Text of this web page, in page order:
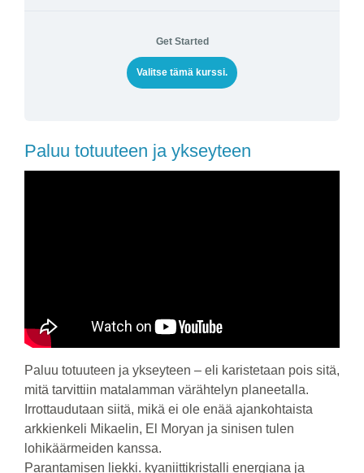
Get Started
Valitse tämä kurssi.
Paluu totuuteen ja ykseyteen
Paluu totuuteen ja ykseyteen – eli karistetaan pois sitä,
mitä tarvittiin matalamman värähtelyn planeetalla.
Irrottaudutaan siitä, mikä ei ole enää ajankohtaista
arkkienkeli Mikaelin, El Moryan ja sinisen tulen
lohikäärmeiden kanssa.
Parantamisen liekki. kyaniittikristalli energiana ja